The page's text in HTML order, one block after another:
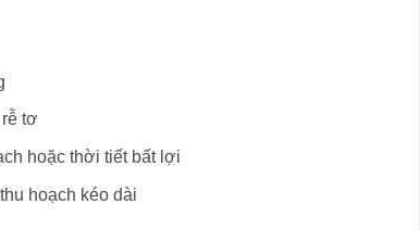
tơ
hoặc thời tiết bất lợi
hoạch kéo dài